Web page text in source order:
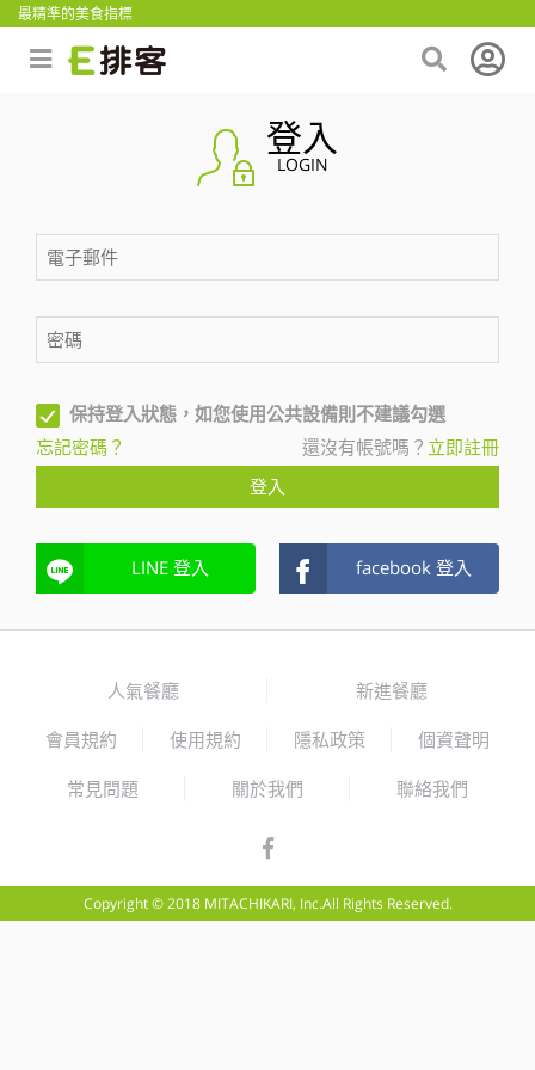
最精準的美食指標
登入
LOGIN
保持登入狀態，如您使用公共設備則不建議勾選
忘記密碼？
還沒有帳號嗎？ 立即註冊
登入
LINE 登入 facebook 登入
人氣餐廳 新進餐廳
會員規約 使用規約 隱私政策 個資聲明
常見問題 關於我們 聯絡我們
Copyright © 2018 MITACHIKARI, Inc.All Rights Reserved.